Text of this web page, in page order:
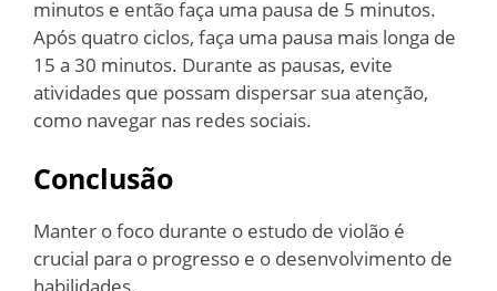
minutos e então faça uma pausa de 5 minutos.
Após quatro ciclos, faça uma pausa mais longa de
15 a 30 minutos. Durante as pausas, evite
atividades que possam dispersar sua atenção,
como navegar nas redes sociais.
Conclusão
Manter o foco durante o estudo de violão é
crucial para o progresso e o desenvolvimento de